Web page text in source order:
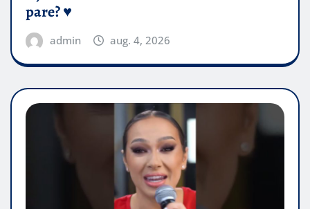
pare? ♥️
admin aug. 4, 2026